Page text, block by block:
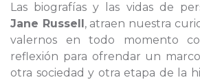
Las biografías y las vidas de
Jane Russell, atraen nuestra
valernos en todo momento
reflexión para ofrendar un
otra sociedad y otra etapa de la